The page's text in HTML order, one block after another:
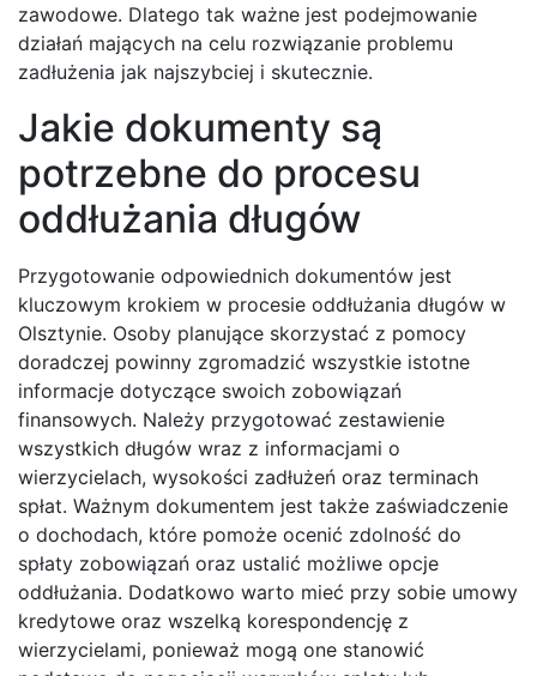
zawodowe. Dlatego tak ważne jest podejmowanie
działań mających na celu rozwiązanie problemu
zadłużenia jak najszybciej i skutecznie.
Jakie dokumenty są
potrzebne do procesu
oddłużania długów
Przygotowanie odpowiednich dokumentów jest
kluczowym krokiem w procesie oddłużania długów w
Olsztynie. Osoby planujące skorzystać z pomocy
doradczej powinny zgromadzić wszystkie istotne
informacje dotyczące swoich zobowiązań
finansowych. Należy przygotować zestawienie
wszystkich długów wraz z informacjami o
wierzycielach, wysokości zadłużeń oraz terminach
spłat. Ważnym dokumentem jest także zaświadczenie
o dochodach, które pomoże ocenić zdolność do
spłaty zobowiązań oraz ustalić możliwe opcje
oddłużania. Dodatkowo warto mieć przy sobie umowy
kredytowe oraz wszelką korespondencję z
wierzycielami, ponieważ mogą one stanowić